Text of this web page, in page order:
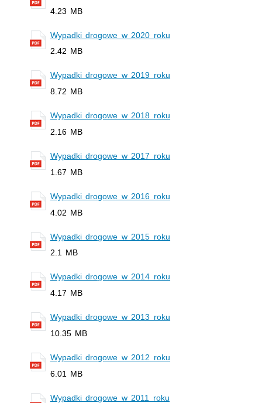
4.23 MB
Wypadki drogowe w 2020 roku
2.42 MB
Wypadki drogowe w 2019 roku
8.72 MB
Wypadki drogowe w 2018 roku
2.16 MB
Wypadki drogowe w 2017 roku
1.67 MB
Wypadki drogowe w 2016 roku
4.02 MB
Wypadki drogowe w 2015 roku
2.1 MB
Wypadki drogowe w 2014 roku
4.17 MB
Wypadki drogowe w 2013 roku
10.35 MB
Wypadki drogowe w 2012 roku
6.01 MB
Wypadki drogowe w 2011 roku